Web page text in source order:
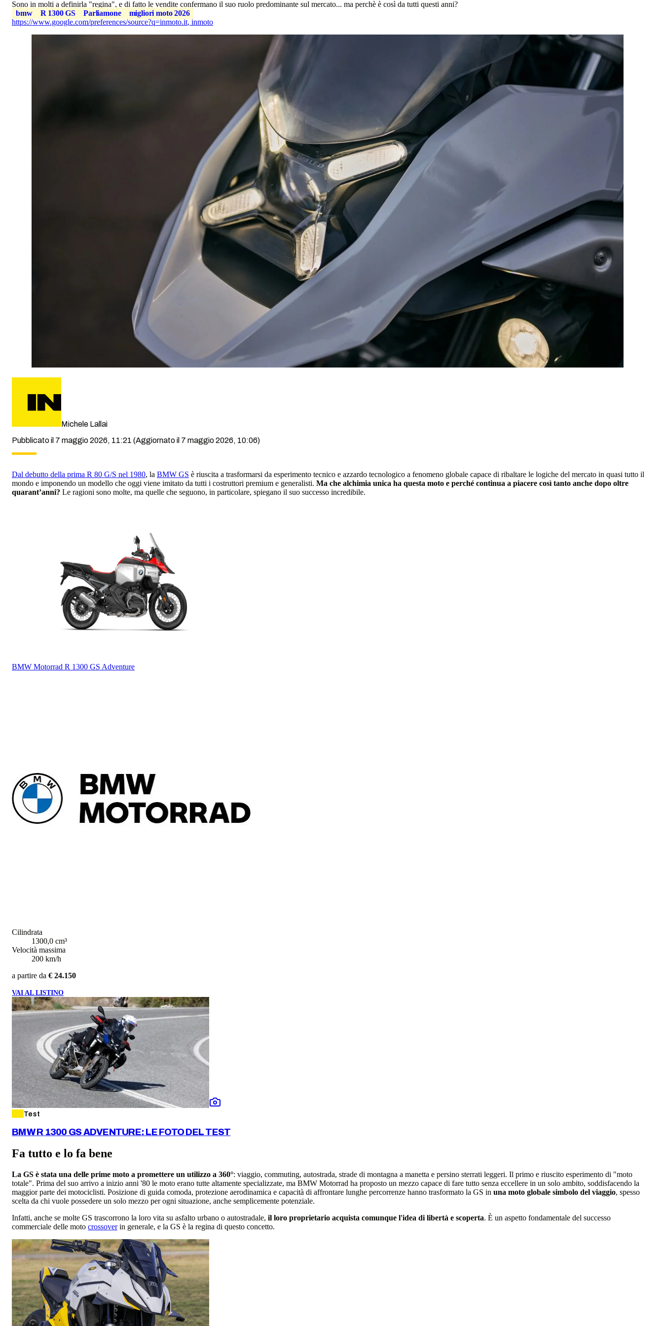
Sono in molti a definirla "regina", e di fatto le vendite confermano il suo ruolo predominante sul mercato... ma perchè è così da tutti questi anni?
bmw
R 1300 GS Parliamone
migliori moto 2026
https://www.google.com/preferences/source?q=inmoto.it,inmoto
Michele Lallai
Pubblicato il 7 maggio 2026, 11:21 (Aggiornato il 7 maggio 2026, 10:06)
Dal debutto della prima R 80 G/S nel 1980, la BMW GS è riuscita a trasformarsi da esperimento tecnico e azzardo tecnologico a fenomeno globale capace di ribaltare le logiche del mercato in quasi tutto il
mondo e imponendo un modello che oggi viene imitato da tutti i costruttori premium e generalisti. Ma che alchimia unica ha questa moto e perché continua a piacere così tanto anche dopo oltre
quarant’anni? Le ragioni sono molte, ma quelle che seguono, in particolare, spiegano il suo successo incredibile.
BMW Motorrad R 1300 GS Adventure
Cilindrata
1300,0 cm³
Velocità massima
200 km/h
a partire da € 24.150
VAI AL LISTINO
Test
BMW R 1300 GS ADVENTURE: LE FOTO DEL TEST
Fa tutto e lo fa bene
La GS è stata una delle prime moto a promettere un utilizzo a 360°: viaggio, commuting, autostrada, strade di montagna a manetta e persino sterrati leggeri. Il primo e riuscito esperimento di "moto
totale". Prima del suo arrivo a inizio anni '80 le moto erano tutte altamente specializzate, ma BMW Motorrad ha proposto un mezzo capace di fare tutto senza eccellere in un solo ambito, soddisfacendo la
maggior parte dei motociclisti. Posizione di guida comoda, protezione aerodinamica e capacità di affrontare lunghe percorrenze hanno trasformato la GS in una moto globale simbolo del viaggio, spesso
scelta da chi vuole possedere un solo mezzo per ogni situazione, anche semplicemente potenziale.
Infatti, anche se molte GS trascorrono la loro vita su asfalto urbano o autostradale, il loro proprietario acquista comunque l'idea di libertà e scoperta. È un aspetto fondamentale del successo
commerciale delle moto crossoverin generale, e la GS è la regina di questo concetto.